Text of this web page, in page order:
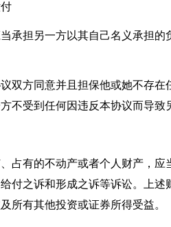
承担另一方以其自己名义承担
双方同意并且担保他或她不存
不受到任何因违反本协议而导致
占有的不动产或者个人财产，
付之诉和形成之诉等诉讼。上
所有其他投资或证券所得受益。